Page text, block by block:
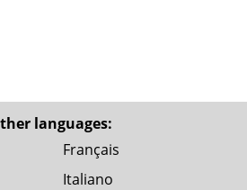
languages:
Français
Italiano